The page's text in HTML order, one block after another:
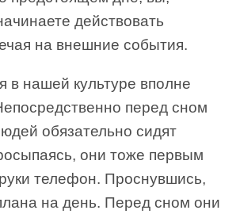
действовать
на внешние события.
в нашей культуре вполне
перед сном
обязательно сидят
они тоже первым
телефон. Проснувшись,
на день. Перед сном они